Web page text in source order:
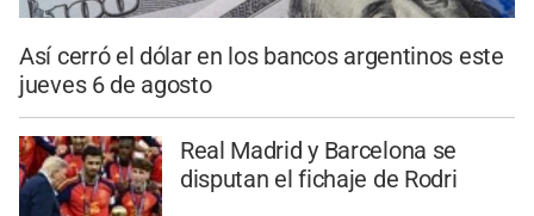
Así cerró el dólar en los bancos argentinos este
jueves 6 de agosto
Real Madrid y Barcelona se
disputan el fichaje de Rodri